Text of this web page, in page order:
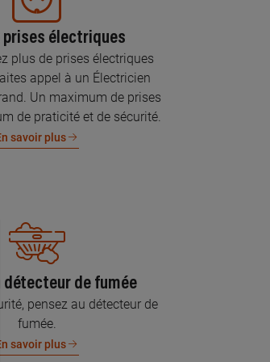
prises électriques
plus de prises électriques
appel à un Électricien
Un maximum de prises
de praticité et de sécurité.
savoir plus
détecteur de fumée
pensez au détecteur de
fumée.
En savoir plus